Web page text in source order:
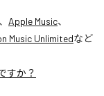
Apple Music、
Music Unlimitedなど
すか？